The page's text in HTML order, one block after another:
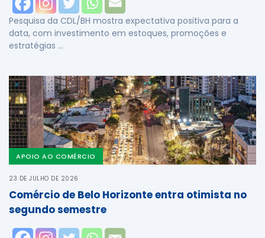
Pesquisa da CDL/BH mostra expectativa positiva para a
data, com investimento em estoques, promoções e
estratégias …
APOIO AO COMÉRCIO
23 DE JULHO DE 2026
Comércio de Belo Horizonte entra otimista no
segundo semestre